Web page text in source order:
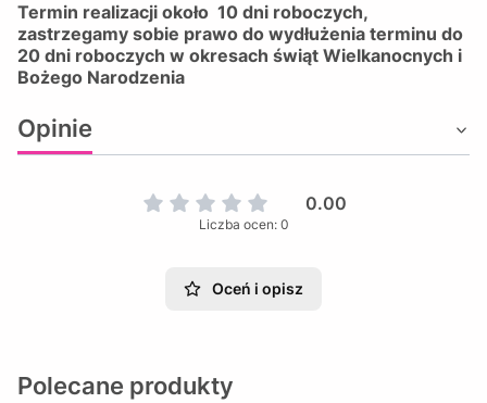
Termin realizacji około 10 dni roboczych,
zastrzegamy sobie prawo do wydłużenia terminu do
20 dni roboczych w okresach świąt Wielkanocnych i
Bożego Narodzenia
Opinie
0.00
Liczba ocen: 0
Oceń i opisz
Polecane produkty